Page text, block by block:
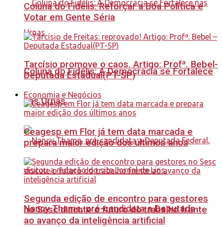
Coluna do Fidélis: A Democracia se Fortalece
nas Urnas
Nancy Thame, pré-candidata a Deputada
Coluna do Fidelis: Reforçar a Boa Política e
Votar em Gente Séria
Tarcísio promove o caos. Artigo: Profª. Bebel-
Deputada Estadual(PT-SP)
Economia e Negócios
Ceagesp em Flor já tem data marcada e
prepara maior edição dos últimos anos
Segunda edição de encontro para gestores
no Sesc discute o futuro do trabalho frente
ao avanço da inteligência artificial